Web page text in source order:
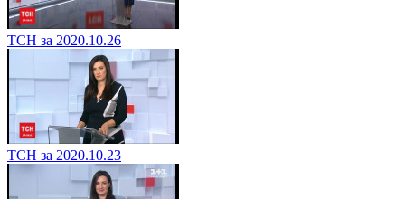
ТСН за 2020.10.26
ТСН за 2020.10.23